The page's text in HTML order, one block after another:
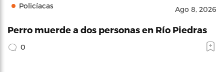
Policíacas Ago 8, 2026
Perro muerde a dos personas en Río Piedras
0